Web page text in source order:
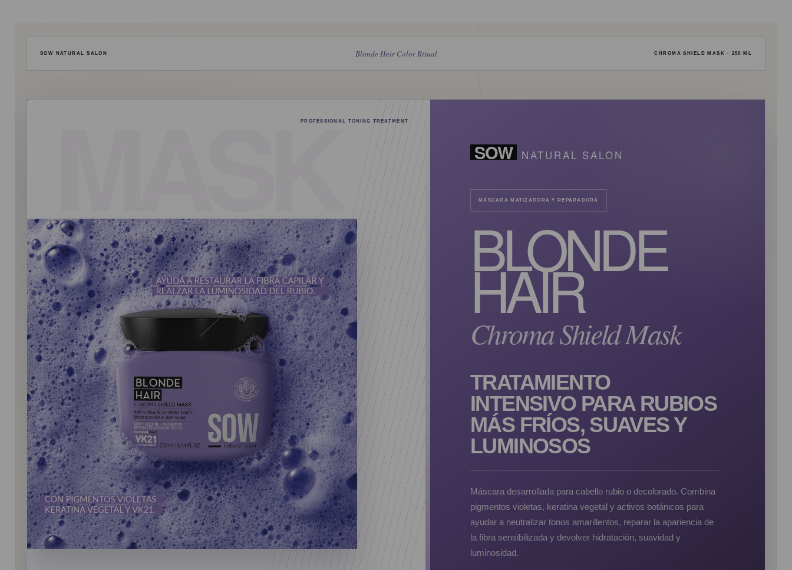
SOW NATURAL SALON Blonde Hair Color Ritual CHROMA SHIELD MASK · 250 ML
PROFESSIONAL TONING TREATMENT
SOW NATURAL SALON
MÁSCARA MATIZADORA Y REPARADORA
BLONDE
HAIR
Chroma Shield Mask
TRATAMIENTO
INTENSIVO PARA RUBIOS
MÁS FRÍOS, SUAVES Y
LUMINOSOS
Máscara desarrollada para cabello rubio o decolorado. Combina
pigmentos violetas, keratina vegetal y activos botánicos para
ayudar a neutralizar tonos amarillentos, reparar la apariencia de
la fibra sensibilizada y devolver hidratación, suavidad y
luminosidad.